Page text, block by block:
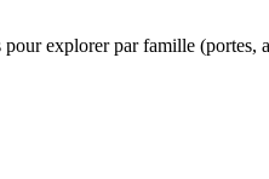
explorer par famille (portes,